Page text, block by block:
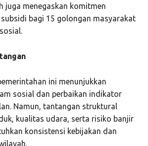
juga menegaskan komitmen
bagi 15 golongan masyarakat
ini menunjukkan
sosial dan perbaikan indikator
Namun, tantangan struktural
kualitas udara, serta risiko banjir
konsistensi kebijakan dan